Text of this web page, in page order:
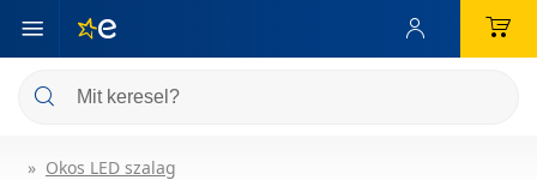
Okos LED szalag